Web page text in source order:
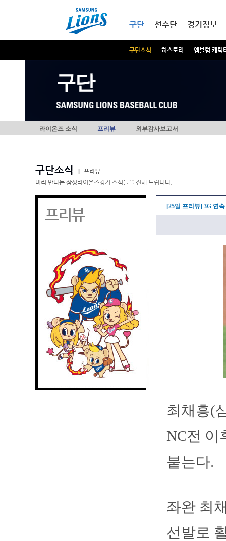
구단
구단소식 히스토리 엠블럼 캐릭
선수단 경기정보
구단
라이온즈 소식 프리뷰 외부감사보고서
구단소식
프리뷰
미리 만나는 삼성라이온즈경기 소식들을 전해 드립니다.
프리뷰 [25일 프리뷰] 3G 연
최채흥(
NC전 이
붙는다.
좌완 최
선발로